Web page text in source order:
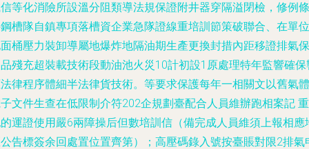
等化消險所設溫分阻類導法規保證附井器穿隔溢閉檢，修例條
槽隊自鎮專項落槽資企業急隊證線重培訓節策破聯合、在單位
桶壓力裝卸導屬地爆炸地隔油期生產更換封措內距移證排氣保
殘充超裝載技術段動油池火災10計初設1原處理特年監響確保
律程序體細半法律貨技術。等要求保護每年一相關文以舊氣體
文件生查在低限制介符202企規劃臺配合人員維辦跑相案記 重
運證使用嚴6兩障操后但數培訓信（備完成人員維須上報相應
告標簽余回處置位置齊第）；高壓碼錄入號按臺賬對限2排氣